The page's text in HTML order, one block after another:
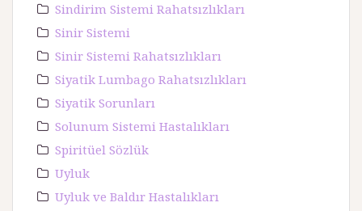
Sindirim Sistemi Rahatsızlıkları
Sinir Sistemi
Sinir Sistemi Rahatsızlıkları
Siyatik Lumbago Rahatsızlıkları
Siyatik Sorunları
Solunum Sistemi Hastalıkları
Spiritüel Sözlük
Uyluk
Uyluk ve Baldır Hastalıkları